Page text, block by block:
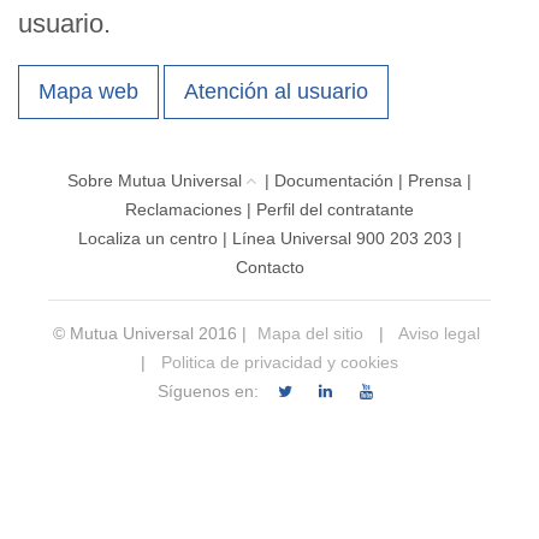
usuario.
Mapa web Atención al usuario
Sobre Mutua Universal | Documentación | Prensa |
Reclamaciones | Perfil del contratante
Localiza un centro| Línea Universal 900 203 203 |
Contacto
© Mutua Universal 2016 | Mapa del sitio |
Aviso legal
|
Politica de privacidad y cookies
Síguenos en: